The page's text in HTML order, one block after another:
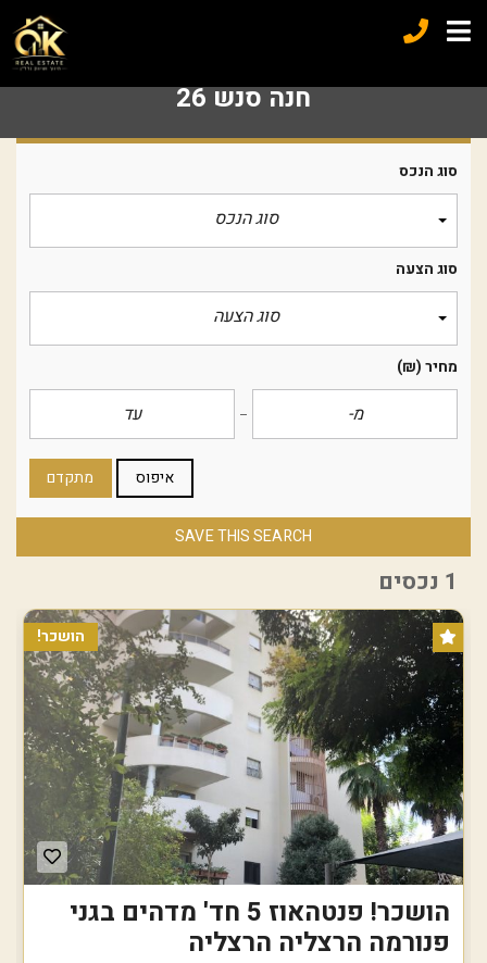
חנה סנש 26
סוג הנכס
סוג הנכס
סוג הצעה
סוג הצעה
מחיר(₪)
איפוס מתקדם
SAVE THIS SEARCH
1 נכסים
הושכר!
הושכר! פנטהאוז 5 חד' מדהים בגני
פנורמה הרצליה הרצליה